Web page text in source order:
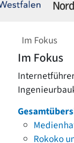
Im Fokus
Im Fokus
Rokoko